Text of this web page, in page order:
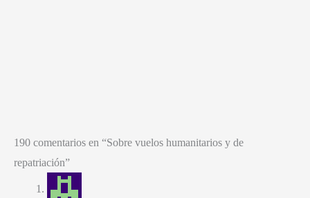
190 comentarios en “Sobre vuelos humanitarios y de
repatriación”